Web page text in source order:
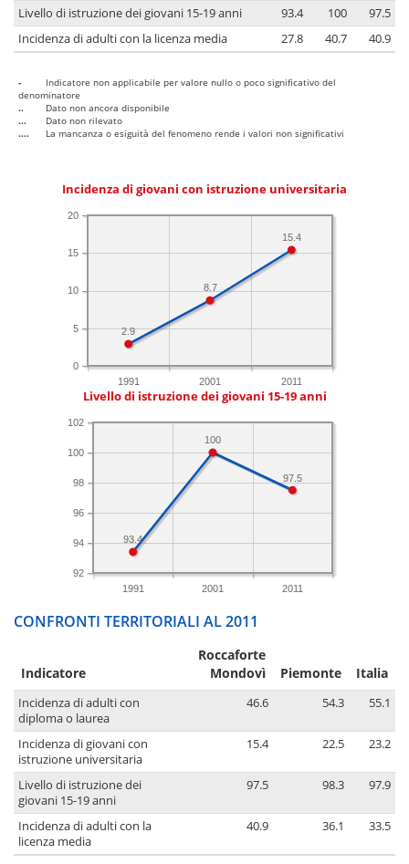
Livello di istruzione dei giovani 15-19 anni 93.4 100
97.5
Incidenza di adulti con la licenza media
27.8 40.7 40.9
-
Indicatore non applicabile per valore nullo o poco significativo del
denominatore
..
Dato non ancora disponibile
...
Dato non rilevato
....
La mancanza o esiguità del fenomeno rende i valori non significativi
Incidenza di giovani con istruzione universitaria
1991 2001 2011
0
5
10
15
20
15.4
8.7
2.9
Livello di istruzione dei giovani 15-19 anni
1991 2001 2011
92
94
96
98
100
102
97.5
100
93.4
CONFRONTI TERRITORIALI AL 2011
Indicatore
Roccaforte
Mondovì
Piemonte Italia
Incidenza di adulti con
diploma o laurea
46.6 54.3 55.1
Incidenza di giovani con
istruzione universitaria
15.4 22.5 23.2
Livello di istruzione dei
giovani 15-19 anni
97.5 98.3 97.9
Incidenza di adulti con la
licenza media
40.9 36.1 33.5